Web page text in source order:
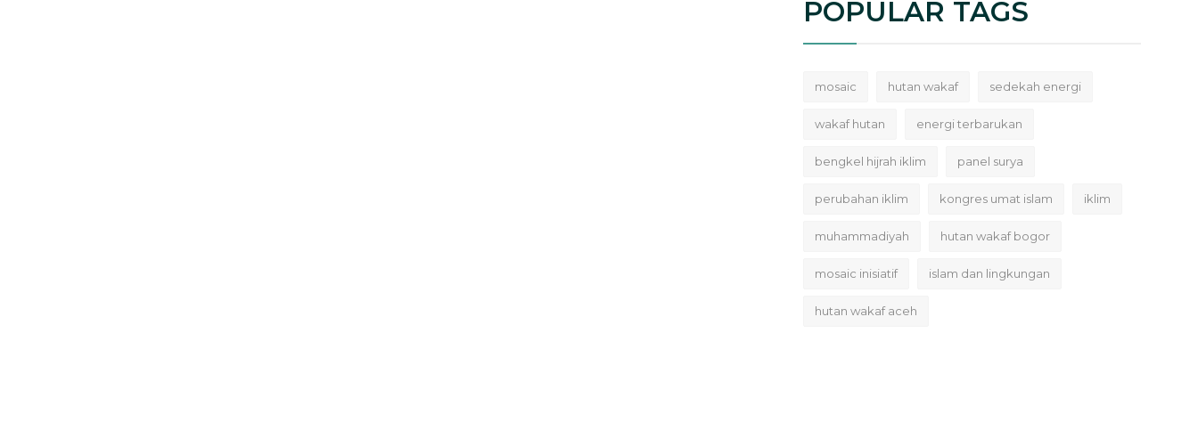
POPULAR TAGS
mosaic hutan wakaf sedekah energi
wakaf hutan energi terbarukan
bengkel hijrah iklim panel surya
perubahan iklim kongres umat islam iklim
muhammadiyah hutan wakaf bogor
mosaic inisiatif islam dan lingkungan
hutan wakaf aceh